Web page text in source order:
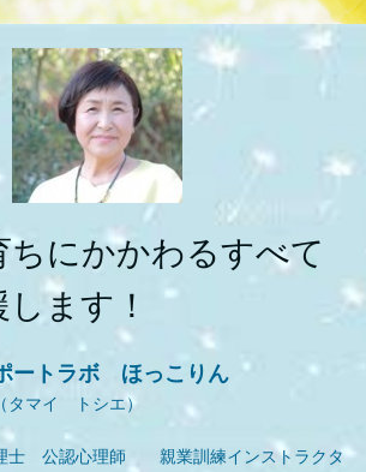
ちにかかわるすべて
ます！
ートラボ ほっこりん
タマイ トシエ）
認心理師 親業訓練インストラクタ